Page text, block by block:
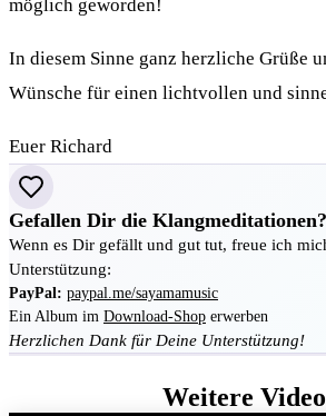
möglich geworden!
In diesem Sinne ganz herzliche Grüße
Wünsche für einen lichtvollen und
Euer Richard
Gefallen Dir die Klangmeditationen?
Wenn es Dir gefällt und gut tut, freue ich
Unterstützung:
PayPal: paypal.me/sayamamusic
Ein Album im Download-Shop erwerben
Herzlichen Dank für Deine Unterstützung!
Weitere